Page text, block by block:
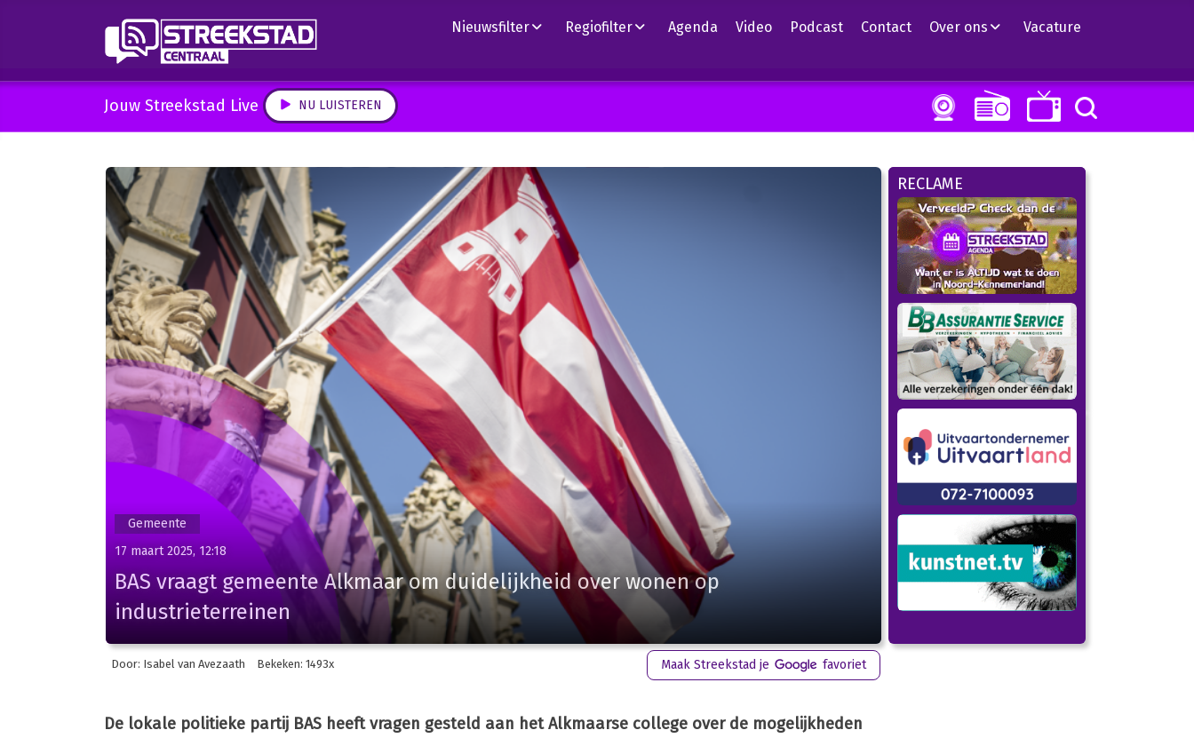
Nieuwsfilter Regiofilter Agenda Video Podcast Contact Over ons Vacature
Jouw Streekstad Live NU LUISTEREN
RECLAME
Gemeente
17 maart 2025, 12:18
BAS vraagt gemeente Alkmaar om duidelijkheid over wonen op
industrieterreinen
Door: Isabel van Avezaath Bekeken: 1493x Maak Streekstad je favoriet
De lokale politieke partij BAS heeft vragen gesteld aan het Alkmaarse college over de mogelijkheden